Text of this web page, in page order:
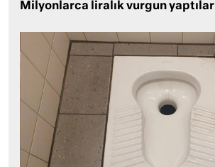
Milyonlarca liralık vurgun yaptılar